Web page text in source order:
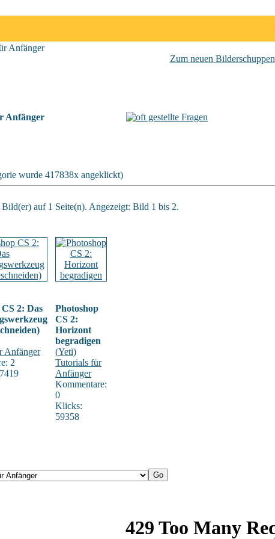
Anfänger
Zum neuen Bilderschuppen
Anfänger
wurde 417838x angeklickt)
auf 1 Seite(n). Angezeigt: Bild 1 bis 2.
2: Das
Anfänger
2
Photoshop
CS 2:
Horizont
begradigen
(Yeti)
Tutorials für
Anfänger
Kommentare:
0
Klicks:
59358